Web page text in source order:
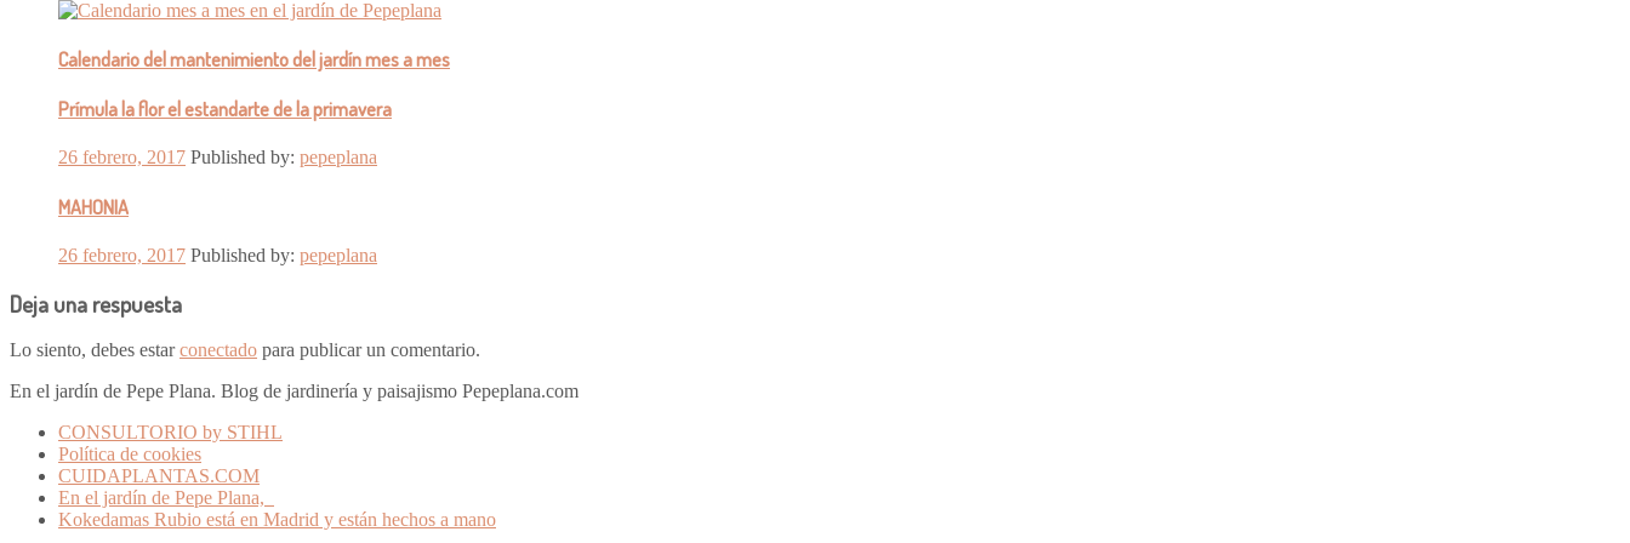
Calendario del mantenimiento del jardín mes a mes
Prímula la flor el estandarte de la primavera
26 febrero, 2017 Published by: pepeplana
MAHONIA
26 febrero, 2017 Published by: pepeplana
Deja una respuesta
Lo siento, debes estarconectado para publicar un comentario.
En el jardín de Pepe Plana. Blog de jardinería y paisajismo Pepeplana.com
CONSULTORIO by STIHL
Política de cookies
CUIDAPLANTAS.COM
En el jardín de Pepe Plana,
Kokedamas Rubio está en Madrid y están hechos a mano